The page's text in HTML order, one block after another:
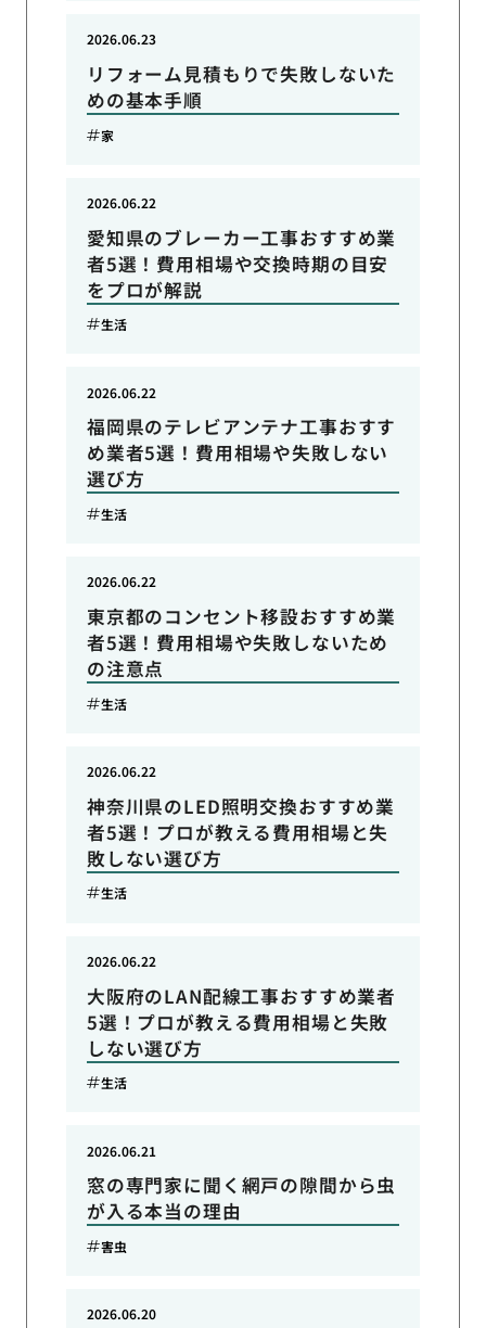
リフォーム見積もりで失敗しないた
めの基本手順
2026.06.23
家
愛知県のブレーカー工事おすすめ業
者5選！費用相場や交換時期の目安
をプロが解説
2026.06.22
生活
福岡県のテレビアンテナ工事おすす
め業者5選！費用相場や失敗しない
選び方
2026.06.22
生活
東京都のコンセント移設おすすめ業
者5選！費用相場や失敗しないため
の注意点
2026.06.22
生活
神奈川県のLED照明交換おすすめ業
者5選！プロが教える費用相場と失
敗しない選び方
2026.06.22
生活
大阪府のLAN配線工事おすすめ業者
5選！プロが教える費用相場と失敗
しない選び方
2026.06.22
生活
窓の専門家に聞く網戸の隙間から虫
が入る本当の理由
2026.06.21
害虫
2026.06.20